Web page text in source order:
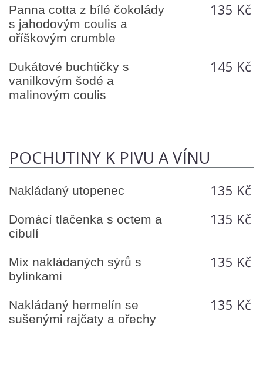
Panna cotta z bílé čokolády
s jahodovým coulis a
oříškovým crumble
135 Kč
Dukátové buchtičky s
vanilkovým šodé a
malinovým coulis
145 Kč
POCHUTINY K PIVU A VÍNU
Nakládaný utopenec 135 Kč
Domácí tlačenka s octem a
cibulí
135 Kč
Mix nakládaných sýrů s
bylinkami
135 Kč
Nakládaný hermelín se
sušenými rajčaty a ořechy
135 Kč